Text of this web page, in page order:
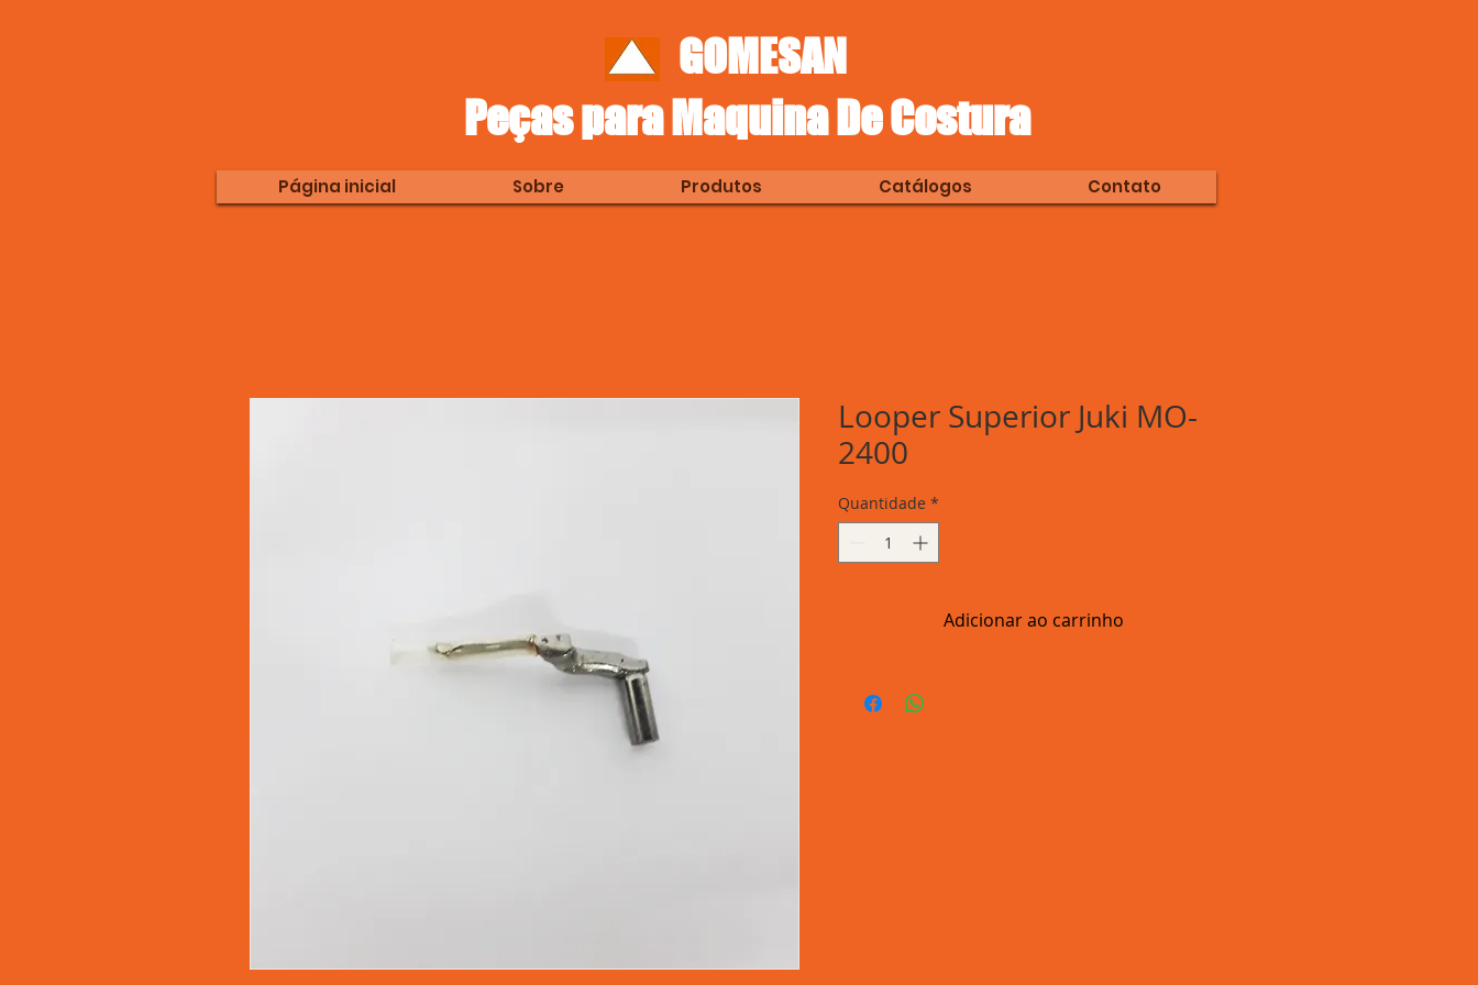
GOMESAN
Peças para Maquina De Costura
Página inicial Sobre Produtos Catálogos Contato
Looper Superior Juki MO-
2400
Quantidade *
Adicionar ao carrinho